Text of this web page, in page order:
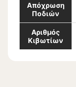
Απόχρωση
Ποδιών
Αριθμός
Κιβωτίων